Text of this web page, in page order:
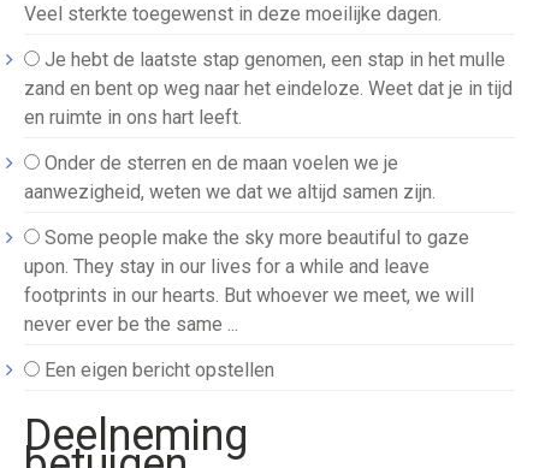
Veel sterkte toegewenst in deze moeilijke dagen.
Je hebt de laatste stap genomen, een stap in het mulle
zand en bent op weg naar het eindeloze. Weet dat je in tijd
en ruimte in ons hart leeft.
Onder de sterren en de maan voelen we je
aanwezigheid, weten we dat we altijd samen zijn.
Some people make the sky more beautiful to gaze
upon. They stay in our lives for a while and leave
footprints in our hearts. But whoever we meet, we will
never ever be the same ...
Een eigen bericht opstellen
Deelneming